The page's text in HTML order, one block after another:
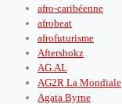
afro-caribéenne
afrobeat
afrofuturisme
Aftershokz
AG.AL
AG2R La Mondiale
Agata Byrne